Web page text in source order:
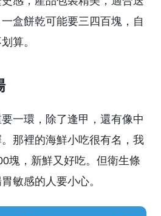
盒餅乾可能要三四百塊，自
算。
一環，除了逢甲，還有像中
那裡的海鮮小吃很有名，我
塊，新鮮又好吃。但衛生條
敏感的人要小心。